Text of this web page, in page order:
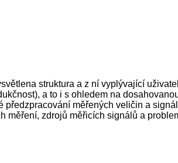
struktura a z ní vyplývající
a to i s ohledem na
měřených veličin a
zdrojů měřicích signálů a